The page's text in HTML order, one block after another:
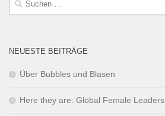
NEUESTE BEITRÄGE
Über Bubbles und Blasen
Here they are: Global Female Leaders